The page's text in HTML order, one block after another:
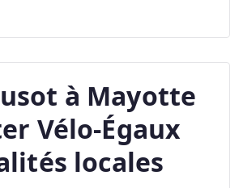
à Mayotte
Vélo-Égaux
locales